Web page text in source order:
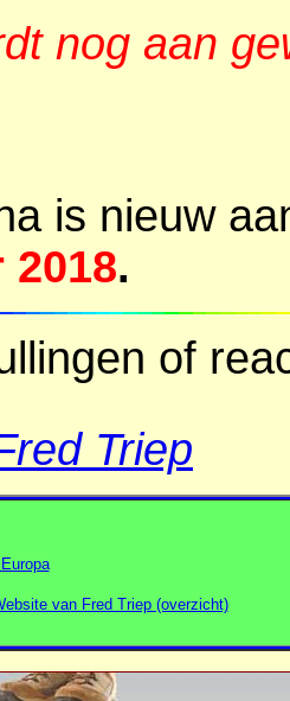
nog aan
is nieuw
2018.
of
Triep
van Fred Triep (overzicht)